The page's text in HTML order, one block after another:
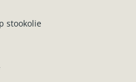
stookolie